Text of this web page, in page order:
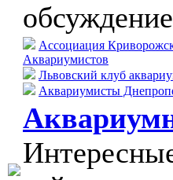
Ассоциация
Аквариумистов
Львовский клуб
Аквариумисты